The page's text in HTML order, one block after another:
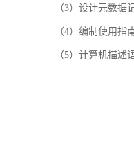
（3）设计元数据
（4）编制使用指
（5）计算机描述